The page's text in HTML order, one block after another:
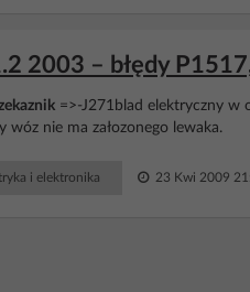
2003 – błędy
=>-J271blad elektryczny w
wóz nie ma załozonego lewaka.
i elektronika 23 Kwi 2009